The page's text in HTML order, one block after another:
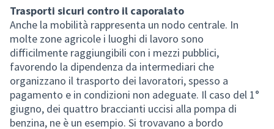
Trasporti sicuri contro il caporalato
Anche la mobilità rappresenta un nodo centrale. In
molte zone agricole i luoghi di lavoro sono
difficilmente raggiungibili con i mezzi pubblici,
favorendo la dipendenza da intermediari che
organizzano il trasporto dei lavoratori, spesso a
pagamento e in condizioni non adeguate. Il caso del 1°
giugno, dei quattro braccianti uccisi alla pompa di
benzina, ne è un esempio. Si trovavano a bordo